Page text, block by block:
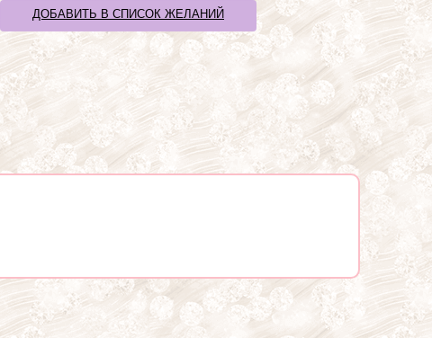
ДОБАВИТЬ В СПИСОК ЖЕЛАНИЙ